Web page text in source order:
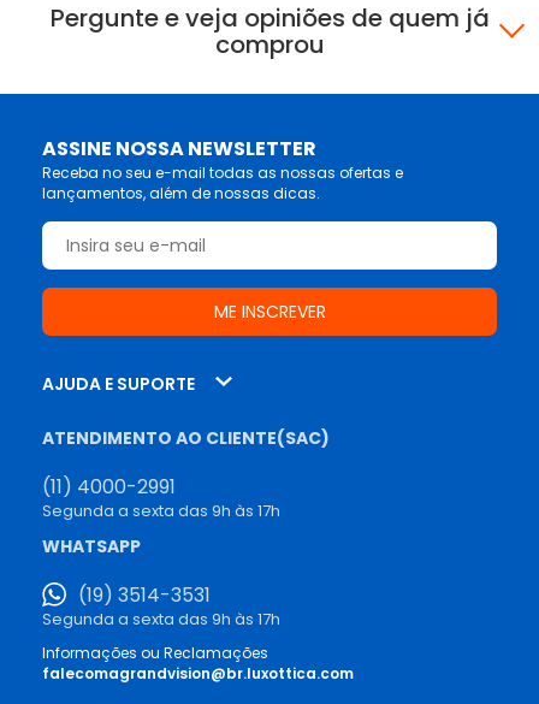
Pergunte e veja opiniões de quem já
comprou
ASSINE NOSSA NEWSLETTER
Receba no seu e-mail todas as nossas ofertas e
lançamentos, além de nossas dicas.
AJUDA E SUPORTE
ATENDIMENTO AO CLIENTE(SAC)
(11) 4000-2991
Segunda a sexta das 9h às 17h
WHATSAPP
(19) 3514-3531
Segunda a sexta das 9h às 17h
Informações ou Reclamações
falecomagrandvision@br.luxottica.com